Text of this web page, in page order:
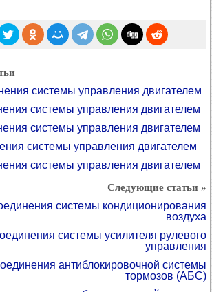
системы управления двигателем
системы управления двигателем
системы управления двигателем
системы управления двигателем
системы управления двигателем
Следующие статьи »
системы кондиционирования
воздуха
системы усилителя рулевого
управления
антиблокировочной системы
тормозов (АБС)